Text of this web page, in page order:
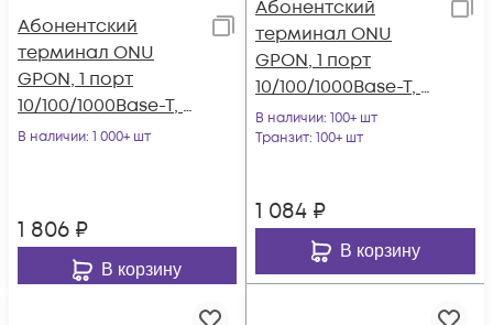
Абонентский
терминал ONU
GPON, 1 порт
10/100/1000Base-T, c
POE-IN, POE
В наличии: 1 000+ шт
1 806 ₽
В корзину
Абонентский
терминал ONU
GPON, 1 порт
10/100/1000Base-T, с
абонентской
розеткой
В наличии: 100+ шт
Транзит: 100+ шт
1 084 ₽
В корзину